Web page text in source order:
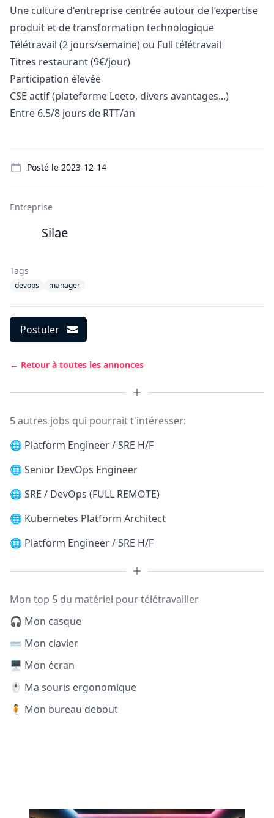
Une culture d'entreprise centrée autour de l’expertise
produit et de transformation technologique
Télétravail (2 jours/semaine) ou Full télétravail
Titres restaurant (9€/jour)
Participation élevée
CSE actif (plateforme Leeto, divers avantages...)
Entre 6.5/8 jours de RTT/an
Posté le 2023-12-14
Entreprise
Silae
Tags
devops manager
Postuler
← Retour à toutes les annonces
5 autres jobs qui pourrait t'intéresser:
🌐 Platform Engineer / SRE H/F
🌐 Senior DevOps Engineer
🌐 SRE / DevOps (FULL REMOTE)
🌐 Kubernetes Platform Architect
🌐 Platform Engineer / SRE H/F
Mon top 5 du matériel pour télétravailler
🎧 Mon casque
⌨️ Mon clavier
🖥️ Mon écran
🖱️ Ma souris ergonomique
🧍 Mon bureau debout